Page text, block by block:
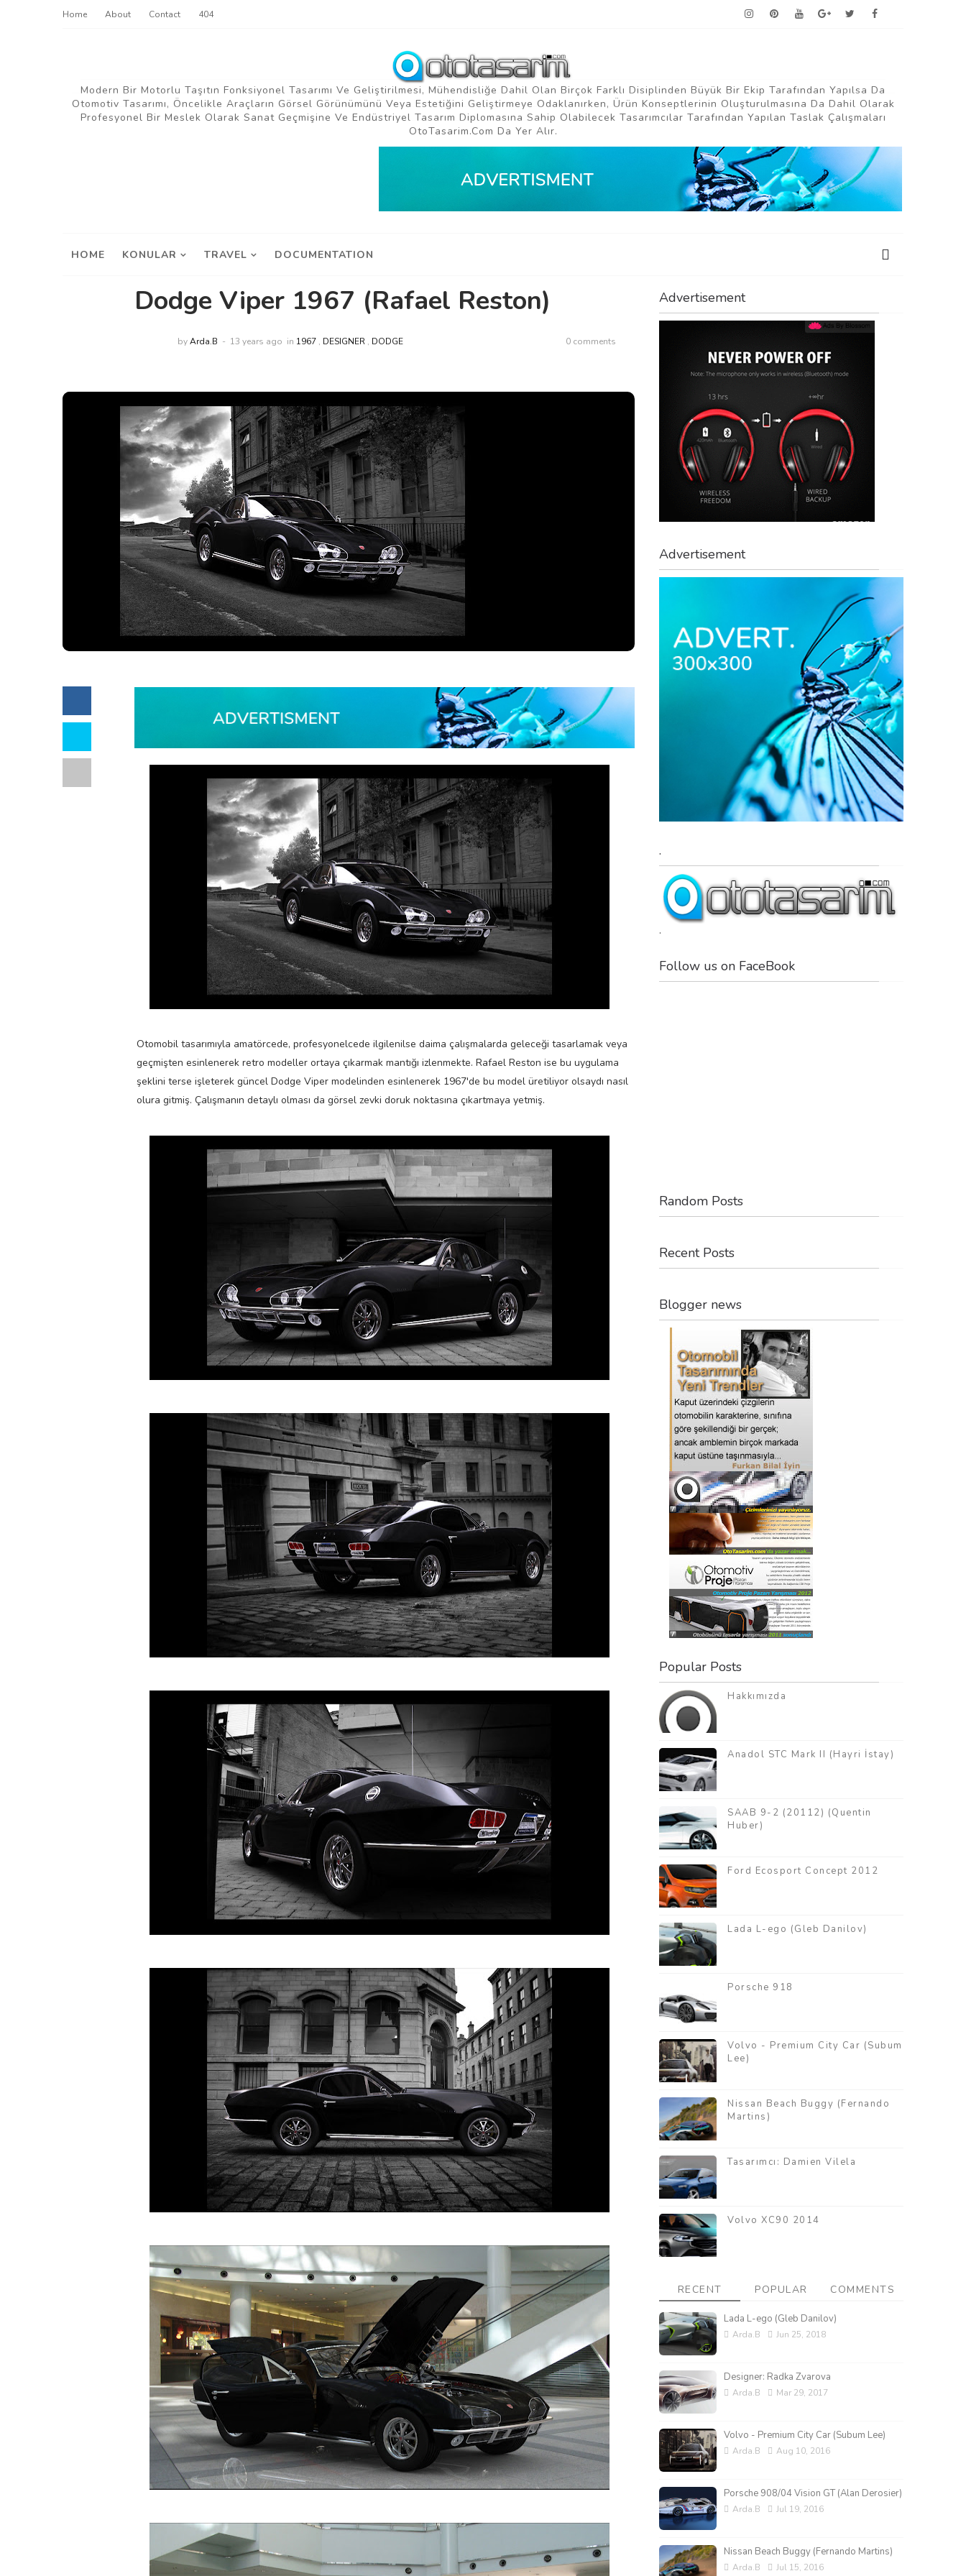
Home About Contact 404
Modern Bir Motorlu Taşıtın Fonksiyonel Tasarımı Ve Geliştirilmesi, Mühendisliğe Dahil Olan Birçok Farklı Disiplinden Büyük Bir Ekip Tarafından Yapılsa Da
Otomotiv Tasarımı, Öncelikle Araçların Görsel Görünümünü Veya Estetiğini Geliştirmeye Odaklanırken, Ürün Konseptlerinin Oluşturulmasına Da Dahil Olarak
Profesyonel Bir Meslek Olarak Sanat Geçmişine Ve Endüstriyel Tasarım Diplomasına Sahip Olabilecek Tasarımcılar Tarafından Yapılan Taslak Çalışmaları
OtoTasarim.com Da Yer Alır.
HOME KONULAR TRAVEL DOCUMENTATION
Dodge Viper 1967 (Rafael Reston)
byArda.B 13 years ago in 1967 , DESIGNER , DODGE 0 comments
Otomobil tasarımıyla amatörcede, profesyonelcede ilgilenilse daima çalışmalarda geleceği tasarlamak veya
geçmişten esinlenerek retro modeller ortaya çıkarmak mantığı izlenmekte. Rafael Reston ise bu uygulama
şeklini terse işleterek güncel Dodge Viper modelinden esinlenerek 1967'de bu model üretiliyor olsaydı nasıl
olura gitmiş. Çalışmanın detaylı olması da görsel zevki doruk noktasına çıkartmaya yetmiş.
Advertisement
Advertisement
.
.
Follow us on FaceBook
Random Posts
Recent Posts
Blogger news
Popular Posts
Hakkımızda
Anadol STC Mark II (Hayri İstay)
SAAB 9-2 (20112) (Quentin
Huber)
Ford Ecosport Concept 2012
Lada L-ego (Gleb Danilov)
Porsche 918
Volvo - Premium City Car (Subum
Lee)
Nissan Beach Buggy (Fernando
Martins)
Tasarımcı: Damien Vilela
Volvo XC90 2014
RECENT POPULAR COMMENTS
Lada L-ego (Gleb Danilov)
Arda.B Jun 25, 2018
Designer: Radka Zvarova
Arda.B Mar 29, 2017
Volvo - Premium City Car (Subum Lee)
Arda.B Aug 10, 2016
Porsche 908/04 Vision GT (Alan Derosier)
Arda.B Jul 19, 2016
Nissan Beach Buggy (Fernando Martins)
Arda.B Jul 15, 2016